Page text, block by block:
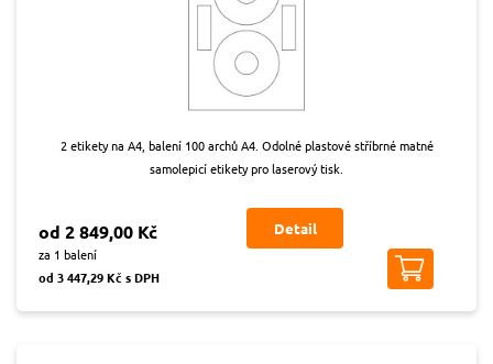
2 etikety na A4, balení 100 archů A4. Odolné plastové stříbrné matné
samolepicí etikety pro laserový tisk.
od 2 849,00 Kč
za 1 balení
od 3 447,29 Kč s DPH
Detail